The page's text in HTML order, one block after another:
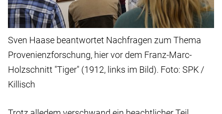
Sven Haase beantwortet Nachfragen zum Thema
Provenienzforschung, hier vor dem Franz-Marc-
Holzschnitt "Tiger" (1912, links im Bild). Foto: SPK /
Killisch